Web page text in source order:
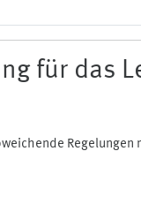
für das